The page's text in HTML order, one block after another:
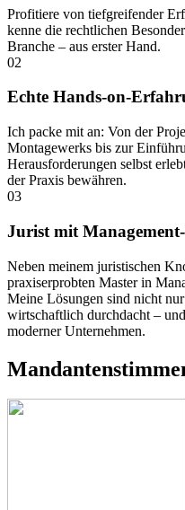
Profitiere von tiefgreifender
kenne die rechtlichen
Branche – aus erster Hand.
02
Echte Hands-on-
Ich packe mit an: Von der
Montagewerks bis zur
Herausforderungen selbst
der Praxis bewähren.
03
Jurist mit
Neben meinem juristischen
praxiserprobten Master in
Meine Lösungen sind nicht
wirtschaftlich durchdacht –
moderner Unternehmen.